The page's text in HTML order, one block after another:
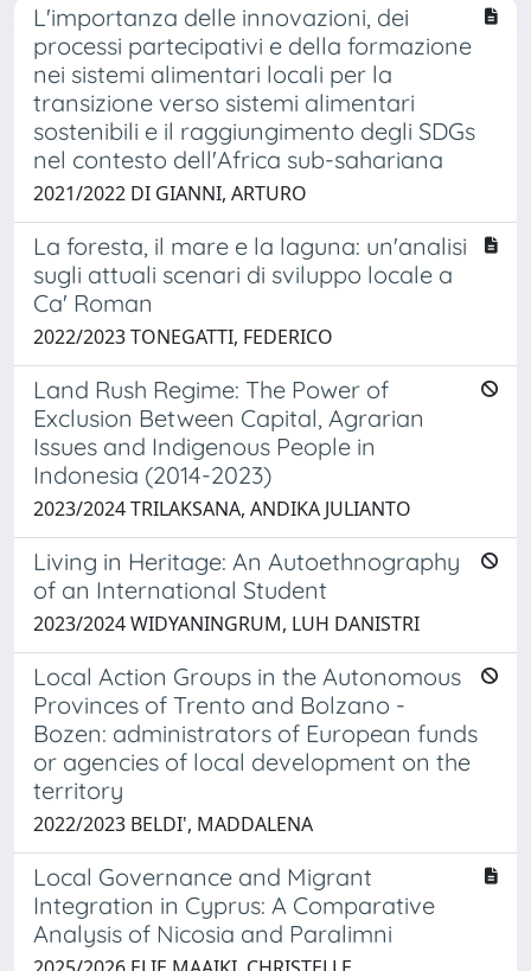
L'importanza delle innovazioni, dei
processi partecipativi e della formazione
nei sistemi alimentari locali per la
transizione verso sistemi alimentari
sostenibili e il raggiungimento degli SDGs
nel contesto dell'Africa sub-sahariana
2021/2022 DI GIANNI, ARTURO
La foresta, il mare e la laguna: un'analisi
sugli attuali scenari di sviluppo locale a
Ca' Roman
2022/2023 TONEGATTI, FEDERICO
Land Rush Regime: The Power of
Exclusion Between Capital, Agrarian
Issues and Indigenous People in
Indonesia (2014-2023)
2023/2024 TRILAKSANA, ANDIKA JULIANTO
Living in Heritage: An Autoethnography
of an International Student
2023/2024 WIDYANINGRUM, LUH DANISTRI
Local Action Groups in the Autonomous
Provinces of Trento and Bolzano -
Bozen: administrators of European funds
or agencies of local development on the
territory
2022/2023 BELDI', MADDALENA
Local Governance and Migrant
Integration in Cyprus: A Comparative
Analysis of Nicosia and Paralimni